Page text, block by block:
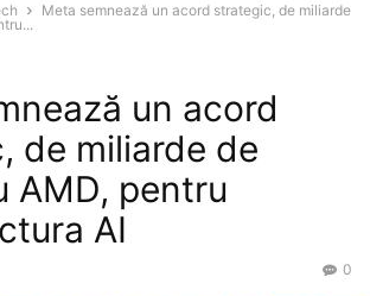
Meta semnează un acord strategic, de miliarde
un acord
de miliarde de
AMD, pentru
AI
0